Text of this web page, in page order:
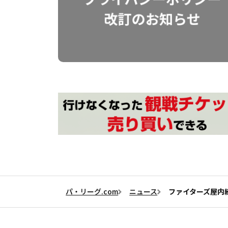
パ・リーグ.com ニュース ファイターズ屋